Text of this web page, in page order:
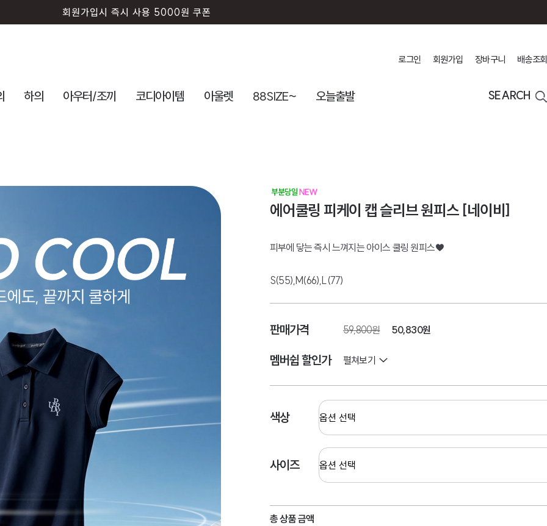
회원가입시 즉시 사용 5000원 쿠폰
로그인 회원가입 장바구니 배송조회
하의 아우터/조끼 코디아이템 아울렛 88SIZE~ 오늘출발 SEARCH
에어쿨링 피케이 캡 슬리브 원피스 [네이비]
피부에 닿는 즉시 느껴지는 아이스 쿨링 원피스♥
S(55),M(66),L(77)
판매가격 59,800원 50,830원
멤버쉽 할인가 펼쳐보기
색상
사이즈
총 상품 금액